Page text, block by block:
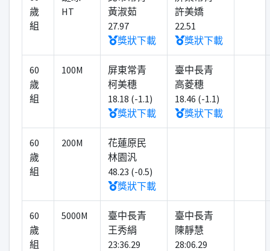
歲
組
HT
黃淑茹
27.97
獎狀下載
許美嬌
22.51
獎狀下載
60
歲
組
100M
屏東常青
柯美穗
18.18 (-1.1)
獎狀下載
臺中長青
高菱穗
18.46 (-1.1)
獎狀下載
60
歲
組
200M
花蓮原民
林園汎
48.23 (-0.5)
獎狀下載
60
歲
組
5000M
臺中長青
王秀絹
23:36.29
臺中長青
陳靜慧
28:06.29